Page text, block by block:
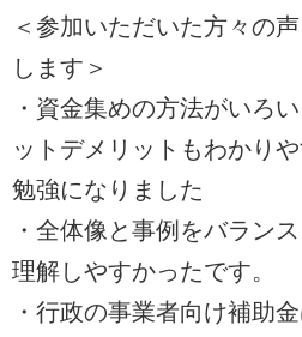
＜参加いただいた方々の
します＞
・資金集めの方法がいろ
ットデメリットもわかり
勉強になりました
・全体像と事例をバラン
理解しやすかったです。
・行政の事業者向け補助